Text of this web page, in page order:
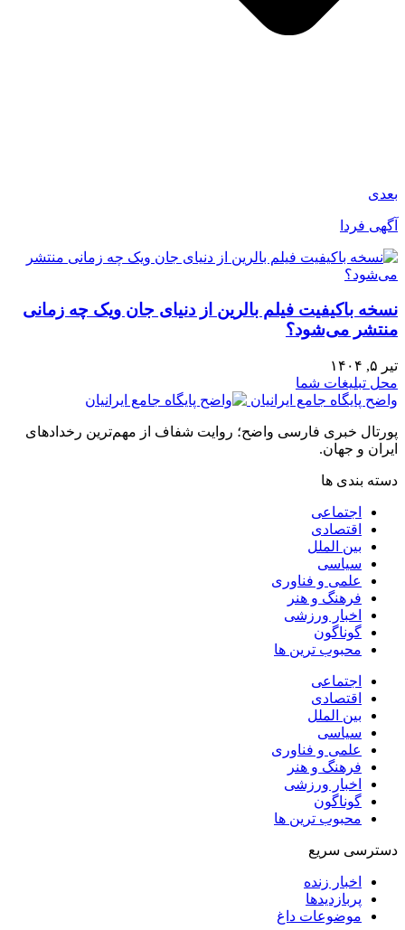
بعدی
آگهی فردا
نسخه باکیفیت فیلم بالرین از دنیای جان ویک چه زمانی
منتشر می‌شود؟
تیر ۵, ۱۴۰۴
محل تبلیغات شما
واضح پایگاه جامع ایرانیان
پورتال خبری فارسی واضح؛ روایت شفاف از مهم‌ترین رخدادهای
ایران و جهان.
دسته بندی ها
اجتماعی
اقتصادی
بین الملل
سیاسی
علمی و فناوری
فرهنگ و هنر
اخبار ورزشی
گوناگون
محبوب ترین ها
اجتماعی
اقتصادی
بین الملل
سیاسی
علمی و فناوری
فرهنگ و هنر
اخبار ورزشی
گوناگون
محبوب ترین ها
دسترسی سریع
اخبار زنده
پربازدیدها
موضوعات داغ